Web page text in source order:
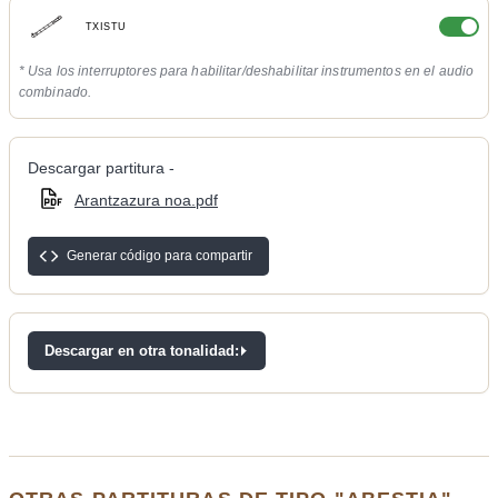
TXISTU
* Usa los interruptores para habilitar/deshabilitar instrumentos en el audio
combinado.
Descargar partitura -
Arantzazura noa.pdf
Generar código para compartir
Descargar en otra tonalidad: